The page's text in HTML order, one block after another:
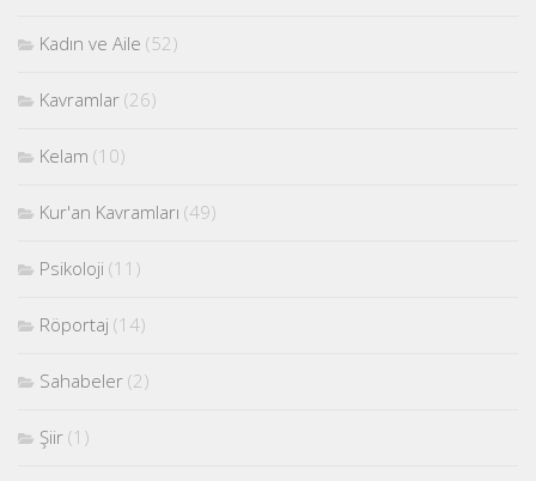
Kadın ve Aile (52)
Kavramlar (26)
Kelam (10)
Kur'an Kavramları (49)
Psikoloji (11)
Röportaj (14)
Sahabeler (2)
Şiir (1)